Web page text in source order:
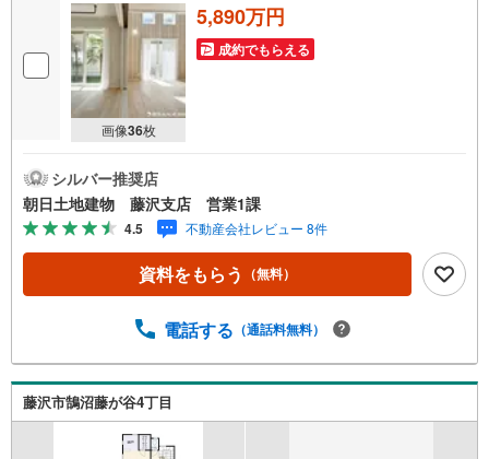
画像36枚
5,890万円
成約でもらえる
シルバー推奨店
朝日土地建物 藤沢支店 営業1課
4.5 不動産会社レビュー 8件
資料をもらう （無料）
電話する （通話料無料）
藤沢市鵠沼藤が谷4丁目